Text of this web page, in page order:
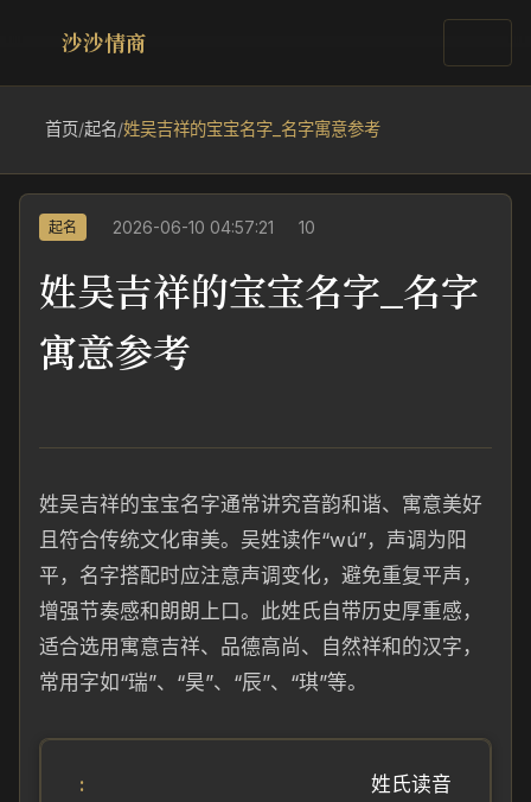
沙沙情商
首页/起名/姓吴吉祥的宝宝名字_名字寓意参考
起名 2026-06-10 04:57:21 10
姓吴吉祥的宝宝名字_名字
寓意参考
姓吴吉祥的宝宝名字通常讲究音韵和谐、寓意美好
且符合传统文化审美。吴姓读作“wú”，声调为阳
平，名字搭配时应注意声调变化，避免重复平声，
增强节奏感和朗朗上口。此姓氏自带历史厚重感，
适合选用寓意吉祥、品德高尚、自然祥和的汉字，
常用字如“瑞”、“昊”、“辰”、“琪”等。
姓氏读音